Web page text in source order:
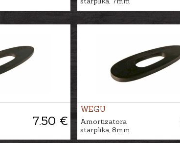
7.50 €
WEGU
Amortizatora
starplika, 8mm